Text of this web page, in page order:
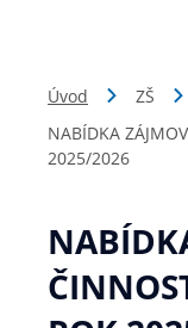
Úvod ZŠ
NABÍDKA
2025/2026